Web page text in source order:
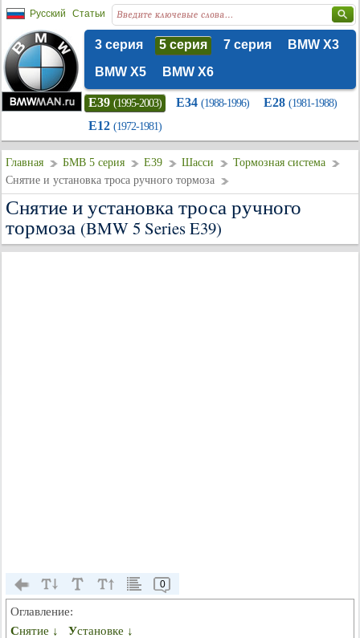
Русский Статьи
3 серия 5 серия 7 серия
BMW X3
BMW X5
BMW X6
E39 (1995-2003) E34 (1988-1996) E28 (1981-1988)
E12 (1972-1981)
Главная БМВ 5 серия E39 Шасси
Тормозная система
Снятие и установка троса ручного тормоза
Снятие и установка троса ручного
тормоза (BMW 5 Series E39)
0
Оглавление:
Снятие ↓
Установке ↓